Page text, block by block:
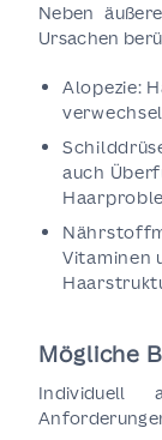
Neben
Ursachen
Alopezie:
auch
Vitaminen
Mögliche
Individuell